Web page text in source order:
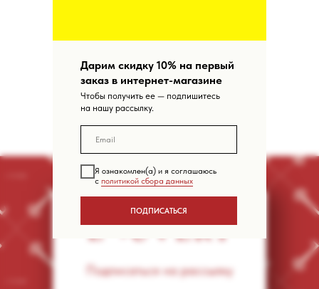
Подписаться на рассылку
Дарим скидку 10% на первый
заказ в интернет-магазине
Чтобы получить ее — подпишитесь
на нашу рассылку.
Я ознакомлен(а) и я соглашаюсь
с политикой сбора данных
ПОДПИСАТЬСЯ